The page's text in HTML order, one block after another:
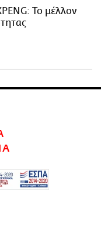
Το μέλλον